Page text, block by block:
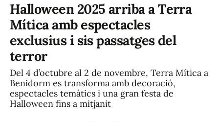
Halloween 2025 arriba a Terra
Mítica amb espectacles
exclusius i sis passatges del
terror
Del 4 d’octubre al 2 de novembre, Terra Mítica a
Benidorm es transforma amb decoració,
espectacles temàtics i una gran festa de
Halloween fins a mitjanit